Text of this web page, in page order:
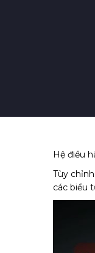
Hệ điều
Tùy
các biểu